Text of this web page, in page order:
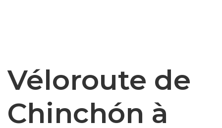
Véloroute de
Chinchón à